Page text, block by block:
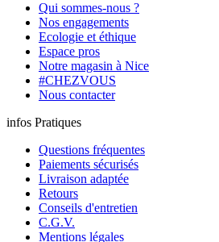
Qui sommes-nous ?
Nos engagements
Ecologie et éthique
Espace pros
Notre magasin à Nice
#CHEZVOUS
Nous contacter
infos Pratiques
Questions fréquentes
Paiements sécurisés
Livraison adaptée
Retours
Conseils d'entretien
C.G.V.
Mentions légales